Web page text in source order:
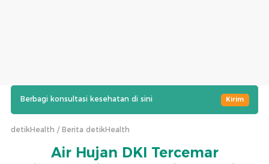
Berbagi konsultasi kesehatan di sini Kirim
detikHealth Berita detikHealth
Air Hujan DKI Tercemar